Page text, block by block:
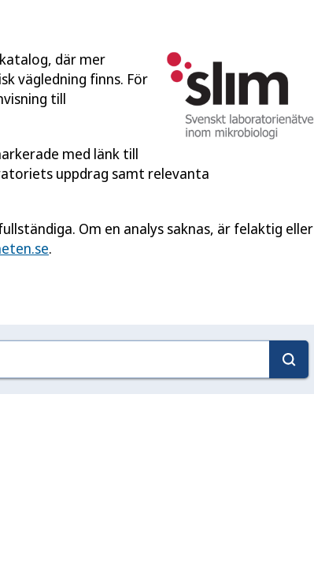
där mer
vägledning finns. För
till
med länk till
uppdrag samt relevanta
Om en analys saknas, är felaktig eller
.